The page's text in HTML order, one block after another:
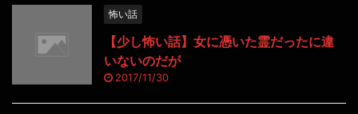
怖い話
【少し怖い話】女に憑いた霊だったに違
いないのだが
2017/11/30